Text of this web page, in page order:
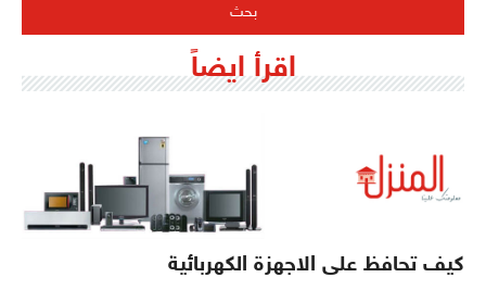
اقرأ ايضاً
كيف تحافظ على الاجهزة الكهربائية